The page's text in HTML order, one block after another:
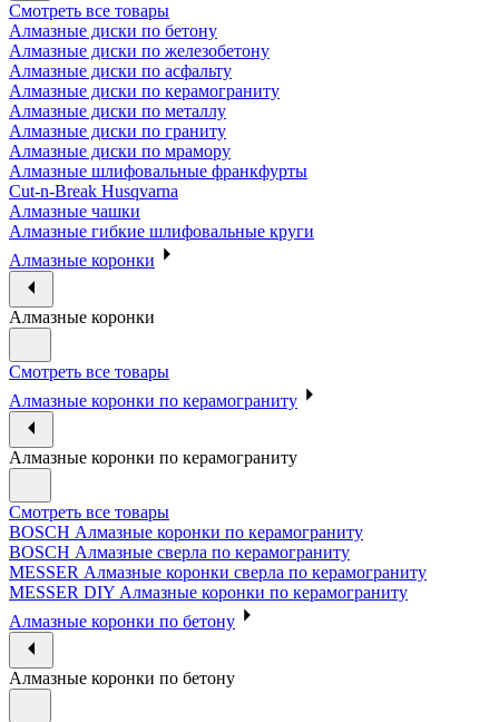
Смотреть все товары
Алмазные диски по бетону
Алмазные диски по железобетону
Алмазные диски по асфальту
Алмазные диски по керамограниту
Алмазные диски по металлу
Алмазные диски по граниту
Алмазные диски по мрамору
Алмазные шлифовальные франкфурты
Cut-n-Break Husqvarna
Алмазные чашки
Алмазные гибкие шлифовальные круги
Алмазные коронки
Алмазные коронки
Смотреть все товары
Алмазные коронки по керамограниту
Алмазные коронки по керамограниту
Смотреть все товары
BOSCH Алмазные коронки по керамограниту
BOSCH Алмазные сверла по керамограниту
MESSER Алмазные коронки сверла по керамограниту
MESSER DIY Алмазные коронки по керамограниту
Алмазные коронки по бетону
Алмазные коронки по бетону